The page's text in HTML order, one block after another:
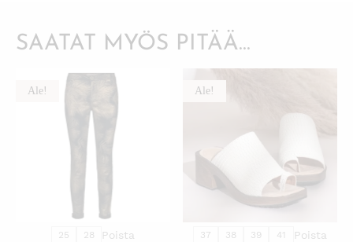
SAATAT MYÖS PITÄÄ...
Ale!
25 28 Poista
Ale!
37 38 39 41 Poista